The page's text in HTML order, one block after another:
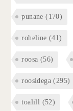
punane (170)
roheline (41)
roosa (56)
roosidega (295)
toalill (52)